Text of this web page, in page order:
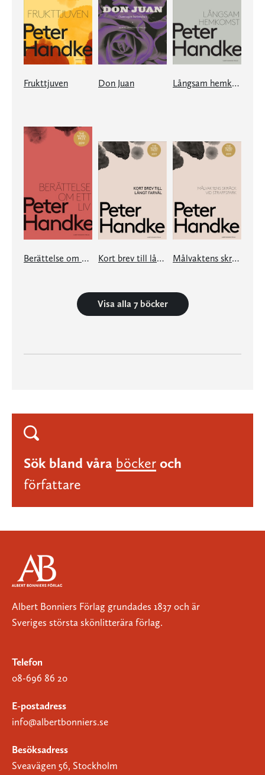
Frukttjuven Don Juan Långsam hemkomst
Berättelse om ett liv Kort brev till långt farväl Målvaktens skräck vid straffspark
Visa alla 7 böcker
Sök bland våra böcker och
författare
Albert Bonniers Förlag grundades 1837 och är
Sveriges största skönlitterära förlag.
Telefon
08-696 86 20
E-postadress
info@albertbonniers.se
Besöksadress
Sveavägen 56, Stockholm